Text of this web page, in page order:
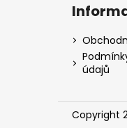
údajů
Copyright